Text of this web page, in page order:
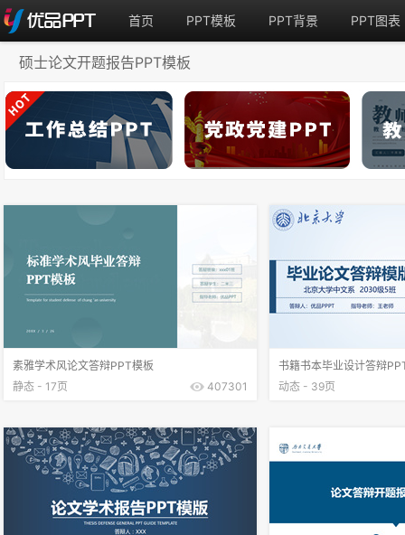
首页 PPT模板 PPT背景 PPT图表
硕士论文开题报告PPT模板
素雅学术风论文答辩PPT模板
静态 - 17页
407301
书籍书本毕业设计答辩
动态 - 39页